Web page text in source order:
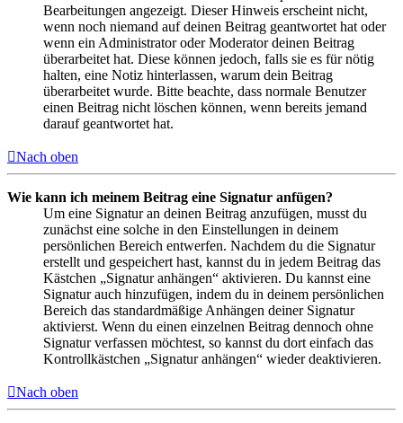
Bearbeitungen angezeigt. Dieser Hinweis erscheint nicht,
wenn noch niemand auf deinen Beitrag geantwortet hat oder
wenn ein Administrator oder Moderator deinen Beitrag
überarbeitet hat. Diese können jedoch, falls sie es für nötig
halten, eine Notiz hinterlassen, warum dein Beitrag
überarbeitet wurde. Bitte beachte, dass normale Benutzer
einen Beitrag nicht löschen können, wenn bereits jemand
darauf geantwortet hat.
Nach oben
Wie kann ich meinem Beitrag eine Signatur anfügen?
Um eine Signatur an deinen Beitrag anzufügen, musst du
zunächst eine solche in den Einstellungen in deinem
persönlichen Bereich entwerfen. Nachdem du die Signatur
erstellt und gespeichert hast, kannst du in jedem Beitrag das
Kästchen „Signatur anhängen“ aktivieren. Du kannst eine
Signatur auch hinzufügen, indem du in deinem persönlichen
Bereich das standardmäßige Anhängen deiner Signatur
aktivierst. Wenn du einen einzelnen Beitrag dennoch ohne
Signatur verfassen möchtest, so kannst du dort einfach das
Kontrollkästchen „Signatur anhängen“ wieder deaktivieren.
Nach oben